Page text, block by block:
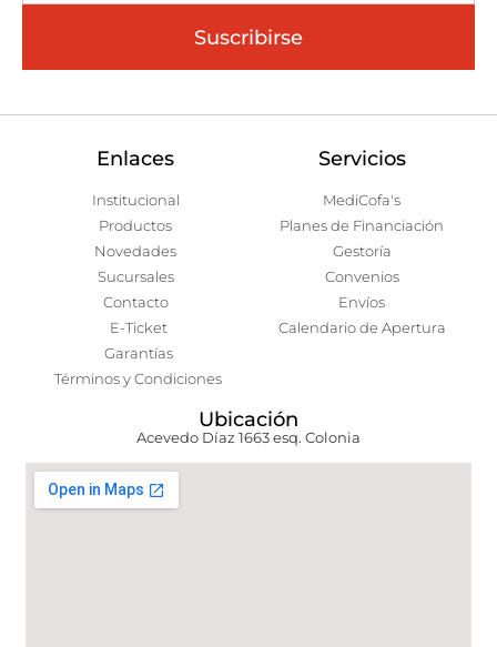
Suscribirse
Enlaces
Institucional
Productos
Novedades
Sucursales
Contacto
E-Ticket
Garantías
Términos y Condiciones
Servicios
MediCofa's
Planes de Financiación
Gestoría
Convenios
Envíos
Calendario de Apertura
Ubicación
Acevedo Díaz 1663 esq. Colonia